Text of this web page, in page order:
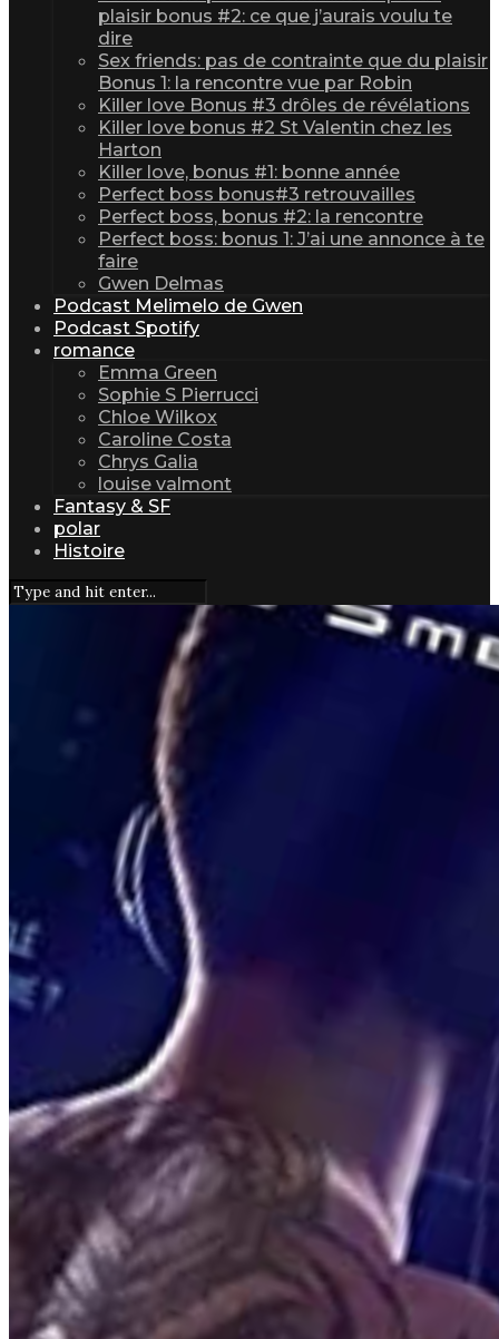
plaisir bonus #2: ce que j’aurais voulu te
dire
Sex friends: pas de contrainte que du plaisir
Bonus 1: la rencontre vue par Robin
Killer love Bonus #3 drôles de révélations
Killer love bonus #2 St Valentin chez les
Harton
Killer love, bonus #1: bonne année
Perfect boss bonus#3 retrouvailles
Perfect boss, bonus #2: la rencontre
Perfect boss: bonus 1: J’ai une annonce à te
faire
Gwen Delmas
Podcast Melimelo de Gwen
Podcast Spotify
romance
Emma Green
Sophie S Pierrucci
Chloe Wilkox
Caroline Costa
Chrys Galia
louise valmont
Fantasy & SF
polar
Histoire